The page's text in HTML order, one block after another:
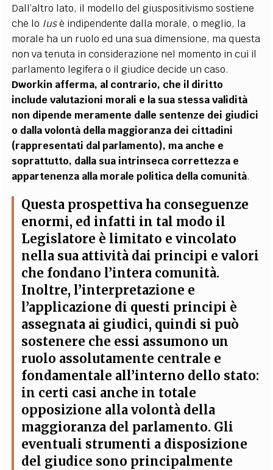
Dall’altro lato, il modello del giuspositivismo sostiene
che lo Iusè indipendente dalla morale, o meglio, la
morale ha un ruolo ed una sua dimensione, ma questa
non va tenuta in considerazione nel momento in cui il
parlamento legifera o il giudice decide un caso.
Dworkin afferma, al contrario, che il diritto
include valutazioni morali e la sua stessa validità
non dipende meramente dalle sentenze dei giudici
o dalla volontà della maggioranza dei cittadini
(rappresentati dal parlamento), ma anche e
soprattutto, dalla sua intrinseca correttezza e
appartenenza alla morale politica della comunità.
Questa prospettiva ha conseguenze
enormi, ed infatti in tal modo il
Legislatore è limitato e vincolato
nella sua attività dai principi e valori
che fondano l’intera comunità.
Inoltre, l’interpretazione e
l’applicazione di questi principi è
assegnata ai giudici, quindi si può
sostenere che essi assumono un
ruolo assolutamente centrale e
fondamentale all’interno dello stato:
in certi casi anche in totale
opposizione alla volontà della
maggioranza del parlamento. Gli
eventuali strumenti a disposizione
del giudice sono principalmente